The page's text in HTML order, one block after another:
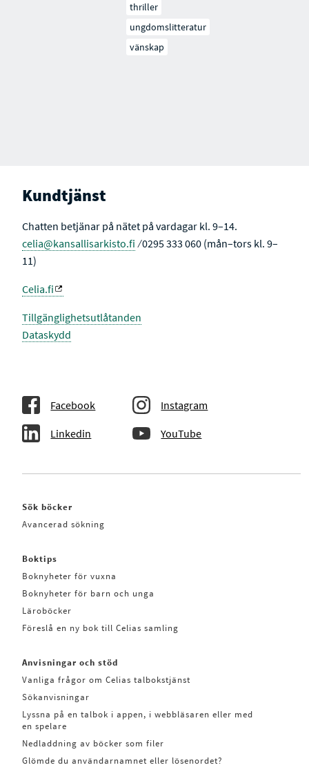
thriller
ungdomslitteratur
vänskap
Kundtjänst
Chatten betjänar på nätet på vardagar kl. 9–14.
celia@kansallisarkisto.fi ⁄ 0295 333 060 (mån–tors kl. 9–
11)
Celia.fi
Tillgänglighetsutlåtanden
Dataskydd
Facebook Instagram
Linkedin YouTube
Sök böcker
Avancerad sökning
Boktips
Boknyheter för vuxna
Boknyheter för barn och unga
Läroböcker
Föreslå en ny bok till Celias samling
Anvisningar och stöd
Vanliga frågor om Celias talbokstjänst
Sökanvisningar
Lyssna på en talbok i appen, i webbläsaren eller med
en spelare
Nedladdning av böcker som filer
Glömde du användarnamnet eller lösenordet?